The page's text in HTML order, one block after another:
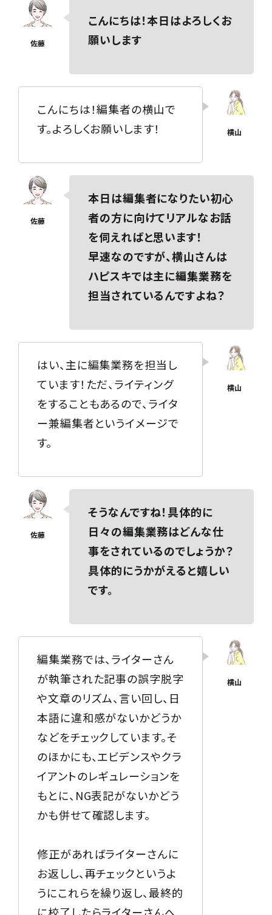
こんにちは！本日はよろしくお
願いします
こんにちは！編集者の横山で
す。よろしくお願いします！
本日は編集者になりたい初心
者の方に向けてリアルなお話
を伺えればと思います！
早速なのですが、横山さんは
ハピスキでは主に編集業務を
担当されているんですよね？
はい、主に編集業務を担当し
ています！ただ、ライティング
をすることもあるので、ライタ
ー兼編集者というイメージで
す。
そうなんですね！具体的に
日々の編集業務はどんな仕
事をされているのでしょうか？
具体的にうかがえると嬉しい
です。
編集業務では、ライターさん
が執筆された記事の誤字脱字
や文章のリズム、言い回し、日
本語に違和感がないかどうか
などをチェックしています。そ
のほかにも、エビデンスやクラ
イアントのレギュレーションを
もとに、NG表記がないかどう
かも併せて確認します。
修正があればライターさんに
お返しし、再チェックというよ
うにこれらを繰り返し、最終的